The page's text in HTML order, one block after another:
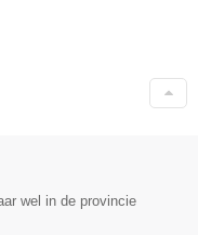
wel in de provincie